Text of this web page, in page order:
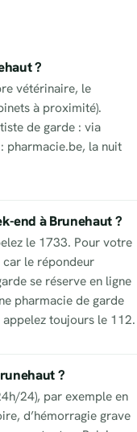
?
vétérinaire, le
à proximité).
de garde : via
pharmacie.be, la nuit
end à Brunehaut ?
le 1733. Pour votre
le répondeur
se réserve en ligne
pharmacie de garde
toujours le 112.
?
24), par exemple en
d’hémorragie grave